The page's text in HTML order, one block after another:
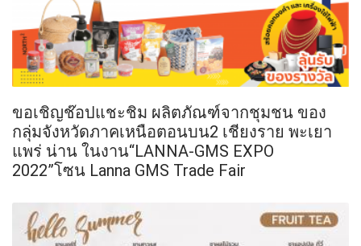
ขอเชิญช๊อปแชะชิม ผลิตภัณฑ์จากชุมชน ของ
กลุ่มจังหวัดภาคเหนือตอนบน2 เชียงราย พะเยา
แพร่ น่าน ในงาน“LANNA-GMS EXPO
2022”โซน Lanna GMS Trade Fair